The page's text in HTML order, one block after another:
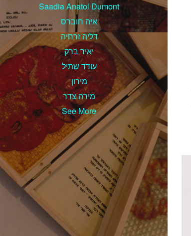
Saadia Anatol Dumont
איה חוברס
דליה זרחיה
יאיר ברק
עודד שתיל
מירון
מירה צדר
See More